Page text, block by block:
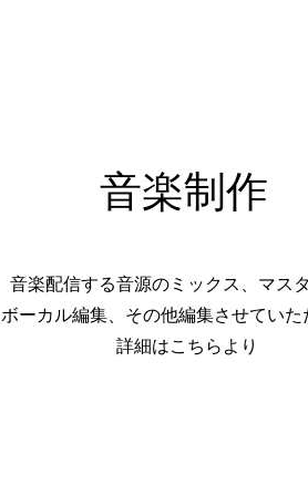
音楽制作
音楽配信する音源のミックス、マス
ボーカル編集、その他編集させてい
詳細はこちらより​